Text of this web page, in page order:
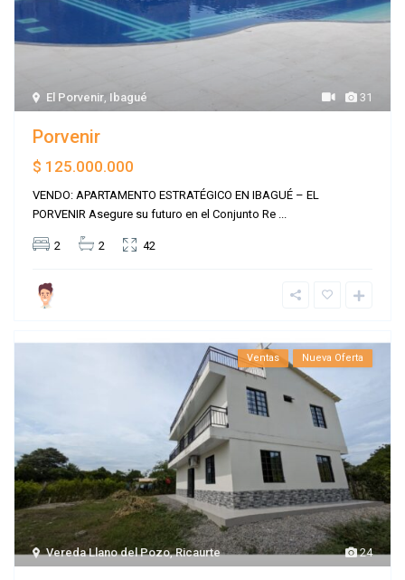
31
El Porvenir, Ibagué
Porvenir
$ 125.000.000
VENDO: APARTAMENTO ESTRATÉGICO EN IBAGUÉ – EL
PORVENIR Asegure su futuro en el Conjunto Re ...
2 2 42
24
Vereda Llano del Pozo,Ricaurte
Ventas Nueva Oferta